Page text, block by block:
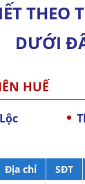
THEO
DƯỚI
HUẾ
Địa chỉ SĐT